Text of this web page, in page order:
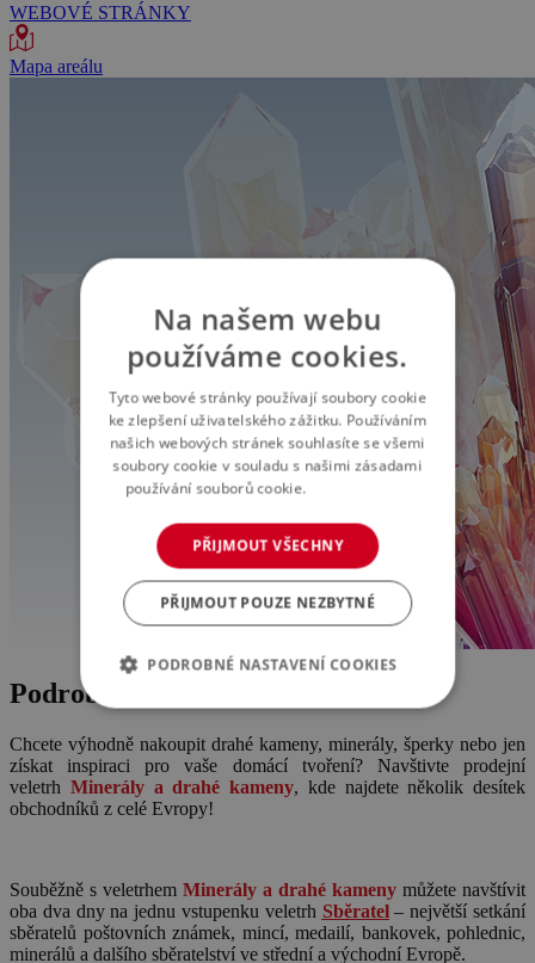
WEBOVÉ STRÁNKY
Mapa areálu
Podrobnosti o akci
Chcete výhodně nakoupit drahé kameny, minerály, šperky nebo jen
získat inspiraci pro vaše domácí tvoření? Navštivte prodejní
veletrh Minerály a drahé kameny, kde najdete několik desítek
obchodníků z celé Evropy!
Souběžně s veletrhem Minerály a drahé kameny můžete navštívit
oba dva dny na jednu vstupenku veletrh Sběratel– největší setkání
sběratelů poštovních známek, mincí, medailí, bankovek, pohlednic,
minerálů a dalšího sběratelství ve střední a východní Evropě.
Na našem webu
používáme cookies.
Tyto webové stránky používají soubory cookie
ke zlepšení uživatelského zážitku. Používáním
našich webových stránek souhlasíte se všemi
soubory cookie v souladu s našimi zásadami
používání souborů cookie.
PŘIJMOUT VŠECHNY
PŘIJMOUT POUZE NEZBYTNÉ
PODROBNÉ NASTAVENÍ COOKIES